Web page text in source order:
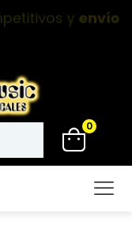
alta calidad